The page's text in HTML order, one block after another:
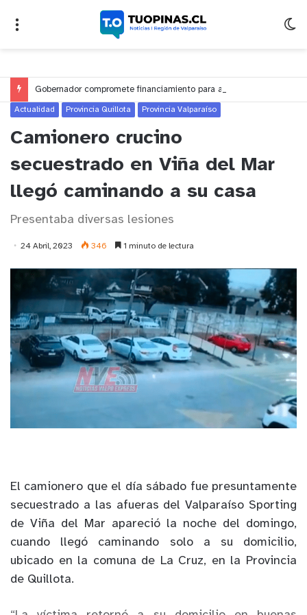
Actualidad Provincia Quillota Provincia Valparaíso
Camionero crucino
secuestrado en Viña del Mar
llegó caminando a su casa
Presentaba diversas lesiones
24 Abril, 2023 346 1 minuto de lectura
El camionero que el día sábado fue presuntamente
secuestrado a las afueras del Valparaíso Sporting
de Viña del Mar apareció la noche del domingo,
cuando llegó caminando solo a su domicilio,
ubicado en la comuna de La Cruz, en la Provincia
de Quillota.